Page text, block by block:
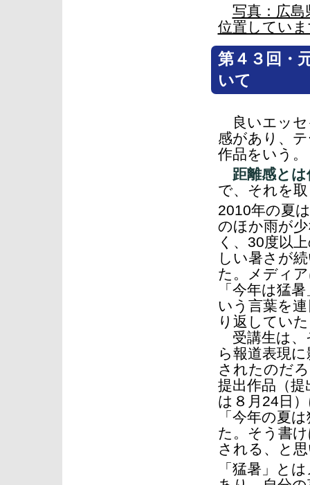
写真：広
位置してい
第４３回・
いて
良いエッセ
感があり、
作品をいう。
距離感とは
で、それを
2010年の夏
のほか雨が
く、30度以
しい暑さが
た。メディ
「今年は猛
いう言葉を
り返してい
受講生は、
ら報道表現に
されたのだ
提出作品（提
は８月24日
「今年の夏
た。そう書
される、と
「猛暑」と